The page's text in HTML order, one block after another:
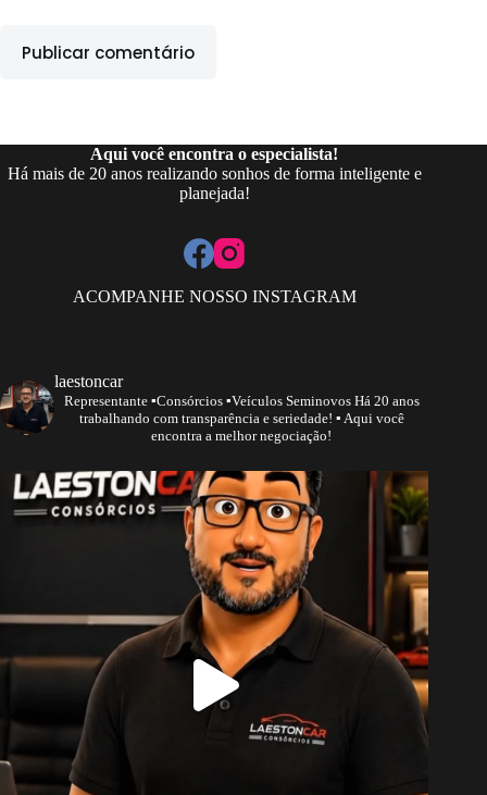
Publicar comentário
Aqui você encontra o especialista!
Há mais de 20 anos realizando sonhos de forma inteligente e
planejada!
ACOMPANHE NOSSO INSTAGRAM
laestoncar
Representante▪️Consórcios ▪️Veículos SeminovosHá 20 anos
trabalhando com transparência e seriedade! ▪️ Aqui você
encontra a melhor negociação!